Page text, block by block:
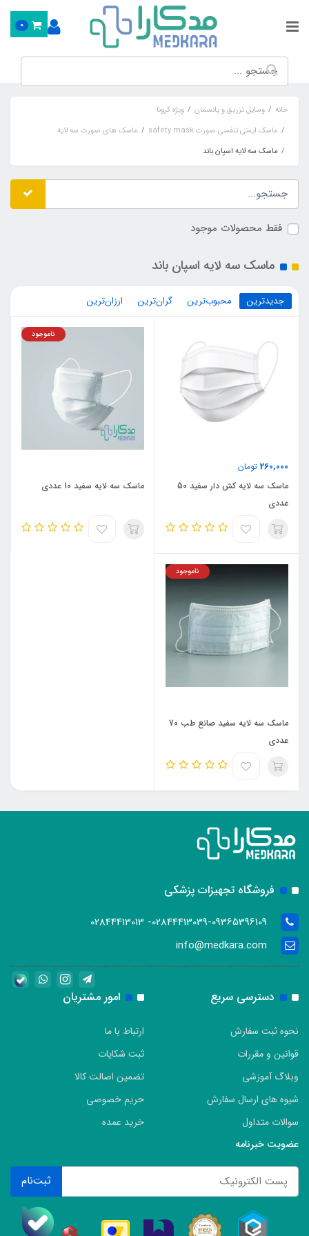
0
خانه وسایل تزریق و پانسمان
ویژه کرونا
ماسک ایمنی تنفسی صورت safety mask
ماسک های صورت سه لایه
ماسک سه لایه اسپان باند
فقط محصولات موجود
ماسک سه لایه اسپان باند
جدیدترین محبوب‌ترین گران‌ترین ارزان‌ترین
260,000 تومان
ماسک سه لایه کش دار سفید 50
عددی
ناموجود
ماسک سه لایه سفید 10 عددی
ناموجود
ماسک سه لایه سفید صانع طب 70
عددی
فروشگاه تجهیزات پزشکی
02844413039-09365396109- 02844413013
info@medkara.com
دسترسی سریع
نحوه ثبت سفارش
قوانین و مقررات
وبلاگ آموزشی
شیوه های ارسال سفارش
سوالات متداول
امور مشتریان
ارتباط با ما
ثبت شکایات
تضمین اصالت کالا
حریم خصوصی
خرید عمده
عضویت خبرنامه
ثبت‌نام